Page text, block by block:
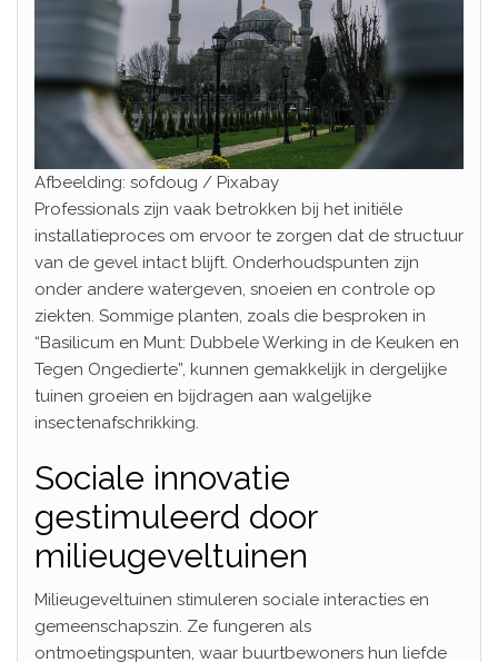
Afbeelding: sofdoug / Pixabay
Professionals zijn vaak betrokken bij het initiële
installatieproces om ervoor te zorgen dat de structuur
van de gevel intact blijft. Onderhoudspunten zijn
onder andere watergeven, snoeien en controle op
ziekten. Sommige planten, zoals die besproken in
“Basilicum en Munt: Dubbele Werking in de Keuken en
Tegen Ongedierte”, kunnen gemakkelijk in dergelijke
tuinen groeien en bijdragen aan walgelijke
insectenafschrikking.
Sociale innovatie
gestimuleerd door
milieugeveltuinen
Milieugeveltuinen stimuleren sociale interacties en
gemeenschapszin. Ze fungeren als
ontmoetingspunten, waar buurtbewoners hun liefde